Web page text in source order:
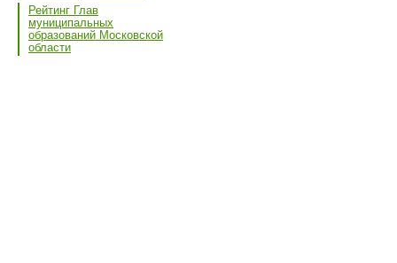
Рейтинг Глав
муниципальных
образований Московской
области